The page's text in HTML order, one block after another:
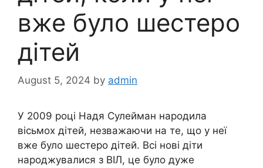
вже було шестеро
дітей
August 5, 2024 by admin
У 2009 році Надя Сулейман народила
вісьмох дітей, незважаючи на те, що у неї
вже було шестеро дітей. Всі нові діти
народжувалися з ВІЛ, це було дуже